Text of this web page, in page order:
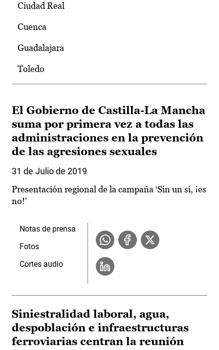
Ciudad Real
Cuenca
Guadalajara
Toledo
El Gobierno de Castilla-La Mancha
suma por primera vez a todas las
administraciones en la prevención
de las agresiones sexuales
31 de Julio de 2019
Presentación regional de la campaña ‘Sin un sí, ¡es
no!’
Notas de prensa
Fotos
Cortes audio
Siniestralidad laboral, agua,
despoblación e infraestructuras
ferroviarias centran la reunión